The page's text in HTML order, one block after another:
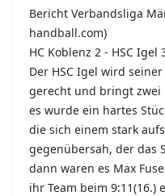
Bericht Verbandsliga
handball.com)
HC Koblenz 2 - HSC Igel
Der HSC Igel wird
gerecht und bringt zwei
es wurde ein hartes
die sich einem stark
gegenübersah, der das
dann waren es Max
ihr Team beim